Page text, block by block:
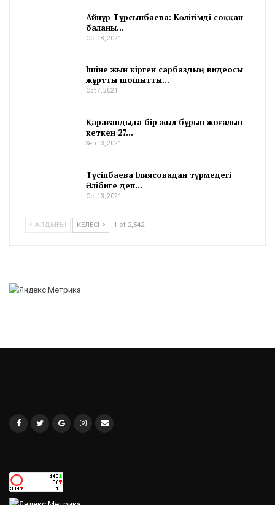
Айнұр Тұрсынбаева: Көлігімді соққан
баланы…
Oct 18, 2021
Ішіне жын кірген сарбаздың видеосы
жұртты шошытты…
Oct 7, 2021
Қарағандыда бір жыл бұрын жоғалып
кеткен 27…
Sep 13, 2021
Түсіпбаева Ілиясовадан түрмедегі
Әлібиге деп…
Oct 13, 2021
АЛДЫҢҒЫ КЕЛЕСІ 1 of 2,542